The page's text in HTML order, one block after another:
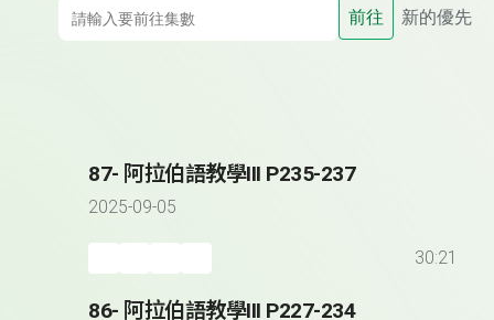
前往 新的優先
87- 阿拉伯語教學III P235-237
2025-09-05
30:21
86- 阿拉伯語教學III P227-234